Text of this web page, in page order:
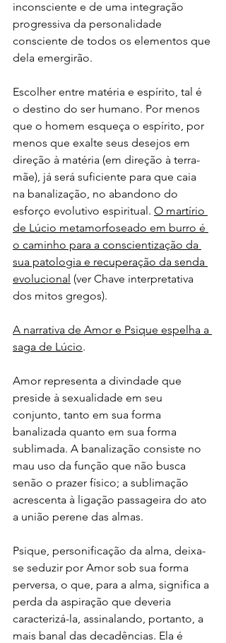
inconsciente e de uma integração
progressiva da personalidade
consciente de todos os elementos que
dela emergirão.
Escolher entre matéria e espírito, tal é
o destino do ser humano. Por menos
que o homem esqueça o espírito, por
menos que exalte seus desejos em
direção à matéria (em direção à terra-
mãe), já será suficiente para que caia
na banalização, no abandono do
esforço evolutivo espiritual. O martírio
de Lúcio metamorfoseado em burro é
o caminho para a conscientização da
sua patologia e recuperação da senda
evolucional (ver Chave interpretativa
dos mitos gregos).
A narrativa de Amor e Psique espelha a
saga de Lúcio.
Amor representa a divindade que
preside à sexualidade em seu
conjunto, tanto em sua forma
banalizada quanto em sua forma
sublimada. A banalização consiste no
mau uso da função que não busca
senão o prazer físico; a sublimação
acrescenta à ligação passageira do ato
a união perene das almas.
Psique, personificação da alma, deixa-
se seduzir por Amor sob sua forma
perversa, o que, para a alma, significa a
perda da aspiração que deveria
caracterizá-la, assinalando, portanto, a
mais banal das decadências. Ela é